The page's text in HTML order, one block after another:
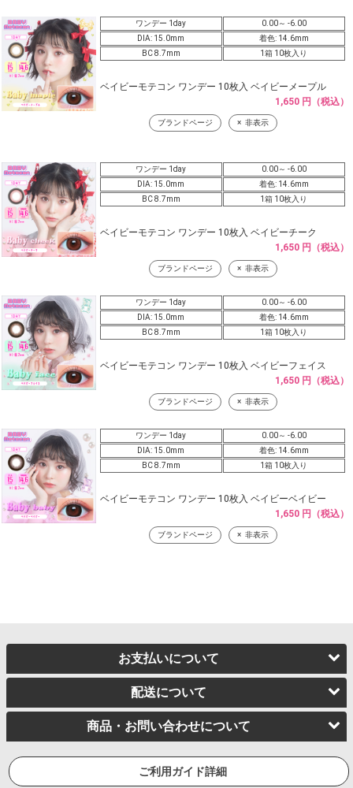
ワンデー 1day
0.00～ -6.00
DIA: 15.0mm
着色: 14.6mm
BC 8.7mm
1箱 10枚入り
ベイビーモテコン ワンデー 10枚入 ベイビーメープル
1,650 円（税込）
ブランドページ 非表示
ワンデー 1day
0.00～ -6.00
DIA: 15.0mm
着色: 14.6mm
BC 8.7mm
1箱 10枚入り
ベイビーモテコン ワンデー 10枚入 ベイビーチーク
1,650 円（税込）
ブランドページ 非表示
ワンデー 1day
0.00～ -6.00
DIA: 15.0mm
着色: 14.6mm
BC 8.7mm
1箱 10枚入り
ベイビーモテコン ワンデー 10枚入 ベイビーフェイス
1,650 円（税込）
ブランドページ 非表示
ワンデー 1day
0.00～ -6.00
DIA: 15.0mm
着色: 14.6mm
BC 8.7mm
1箱 10枚入り
ベイビーモテコン ワンデー 10枚入 ベイビーベイビー
1,650 円（税込）
ブランドページ 非表示
お支払いについて
配送について
商品・お問い合わせについて
ご利用ガイド詳細